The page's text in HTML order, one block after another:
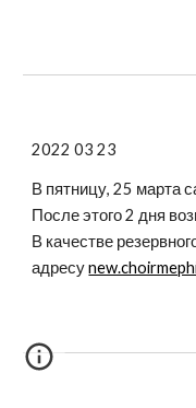
2022 03 23
В пятницу, 25 марта
После этого 2 дня
В качестве
адресу